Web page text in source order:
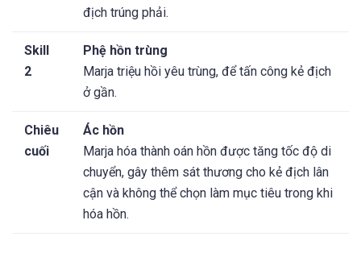
địch trúng phải.
Skill
2
Phệ hồn trùng
Marja triệu hồi yêu trùng, để tấn công kẻ địch
ở gần.
Chiêu
cuối
Ác hồn
Marja hóa thành oán hồn được tăng tốc độ di
chuyển, gây thêm sát thương cho kẻ địch lân
cận và không thể chọn làm mục tiêu trong khi
hóa hồn.